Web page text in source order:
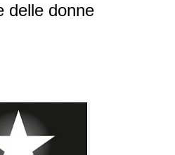
delle donne